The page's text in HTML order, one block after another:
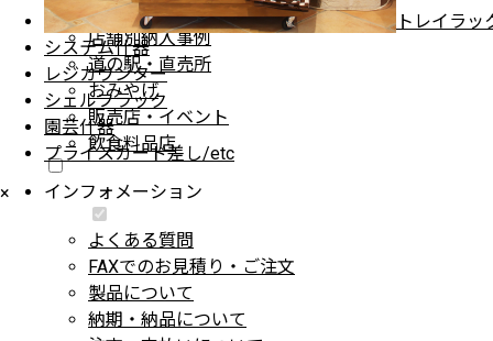
納入場所・地域別一覧
店舗別納入事例
道の駅・直売所
おみやげ
販売店・イベント
飲食料品店
インフォメーション
よくある質問
FAXでのお見積り・ご注文
製品について
納期・納品について
トレイラッ
システム什器
レジカウンター
シェルフラック
園芸什器
プライスカード差し/etc
×